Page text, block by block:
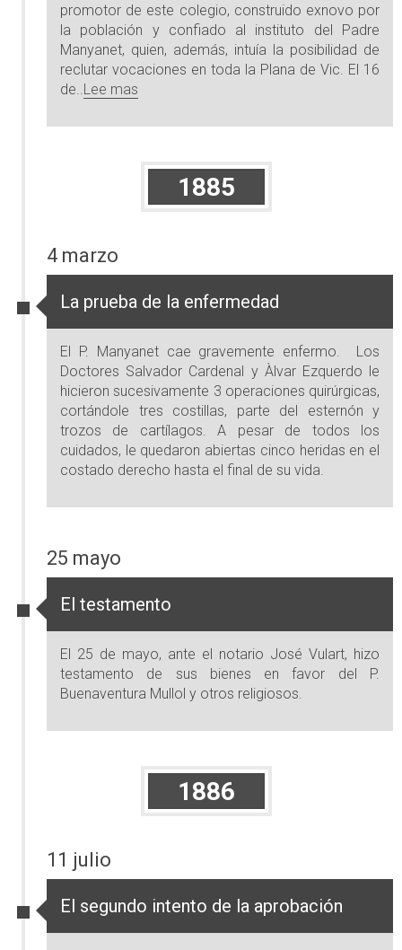
promotor de este colegio, construido exnovo por
la población y confiado al instituto del Padre
Manyanet, quien, además, intuía la posibilidad de
reclutar vocaciones en toda la Plana de Vic. El 16
de..Lee mas
1885
4 marzo
La prueba de la enfermedad
El P. Manyanet cae gravemente enfermo. Los
Doctores Salvador Cardenal y Àlvar Ezquerdo le
hicieron sucesivamente 3 operaciones quirúrgicas,
cortándole tres costillas, parte del esternón y
trozos de cartílagos. A pesar de todos los
cuidados, le quedaron abiertas cinco heridas en el
costado derecho hasta el final de su vida.
25 mayo
El testamento
El 25 de mayo, ante el notario José Vulart, hizo
testamento de sus bienes en favor del P.
Buenaventura Mullol y otros religiosos.
1886
11 julio
El segundo intento de la aprobación